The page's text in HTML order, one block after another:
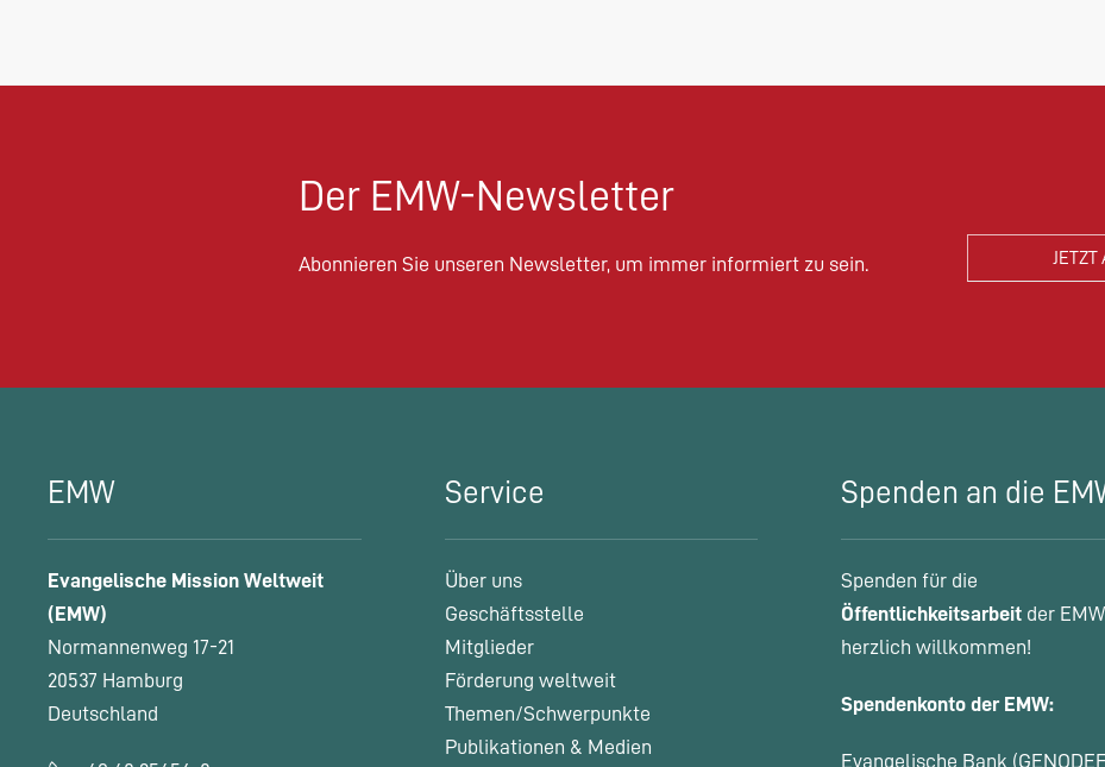
Der EMW-Newsletter
Abonnieren Sie unseren Newsletter, um immer informiert zu sein.
EMW
Evangelische Mission Weltweit
(EMW)
Normannenweg 17-21
20537 Hamburg
Deutschland
Service
Über uns
Geschäftsstelle
Mitglieder
Förderung weltweit
Themen/Schwerpunkte
Publikationen & Medien
Spenden an die
Spenden für die
Öffentlichkeitsarbeit der
herzlich willkommen!
Spendenkonto der EMW:
Evangelische Bank